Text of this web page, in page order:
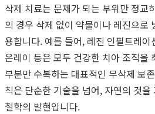
삭제 치료는 문제가 되는 부위만 정교
의 경우 삭제 없이 약물이나 레진으로
용합니다. 예를 들어, 레진 인필트레
온레이 등은 모두 건강한 치아 조직을
부분만 수복하는 대표적인 무삭제 보
칙은 단순한 기술을 넘어, 자연의 것
철학의 발현입니다.